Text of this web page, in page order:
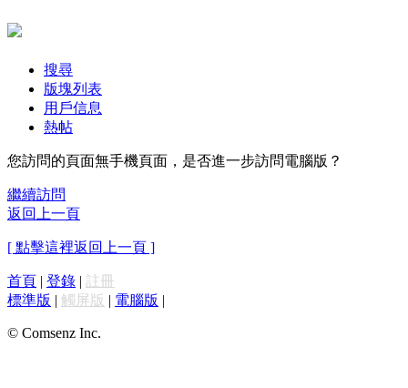
搜尋
版塊列表
用戶信息
熱帖
您訪問的頁面無手機頁面，是否進一步訪問電腦版？
繼續訪問
返回上一頁
[ 點擊這裡返回上一頁 ]
首頁 | 登錄 | 註冊
標準版 | 觸屏版 | 電腦版 |
© Comsenz Inc.